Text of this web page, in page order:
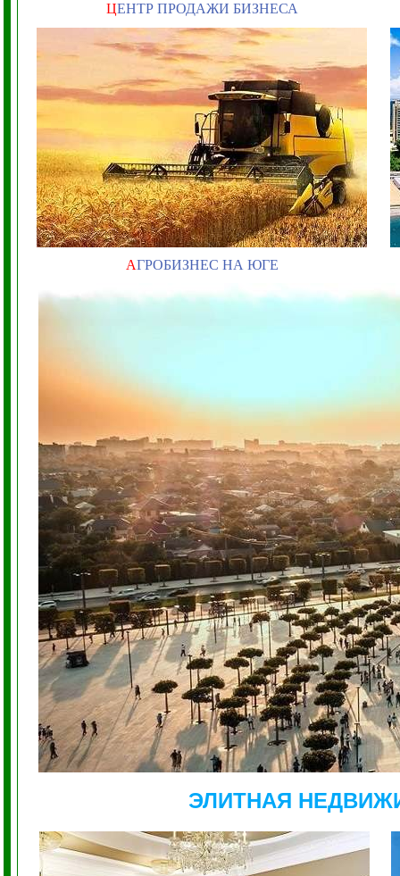
ЦЕНТР ПРОДАЖИ БИЗНЕСА
АГРОБИЗНЕС НА ЮГЕ
ЭЛИТНАЯ